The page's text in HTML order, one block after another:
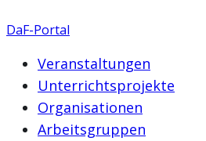
DaF-Portal
Veranstaltungen
Unterrichtsprojekte
Organisationen
Arbeitsgruppen